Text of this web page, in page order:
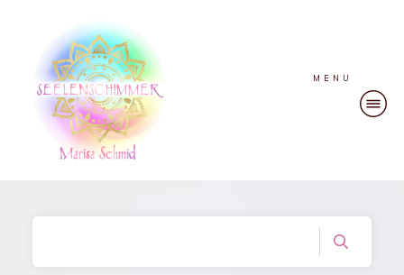
MENU